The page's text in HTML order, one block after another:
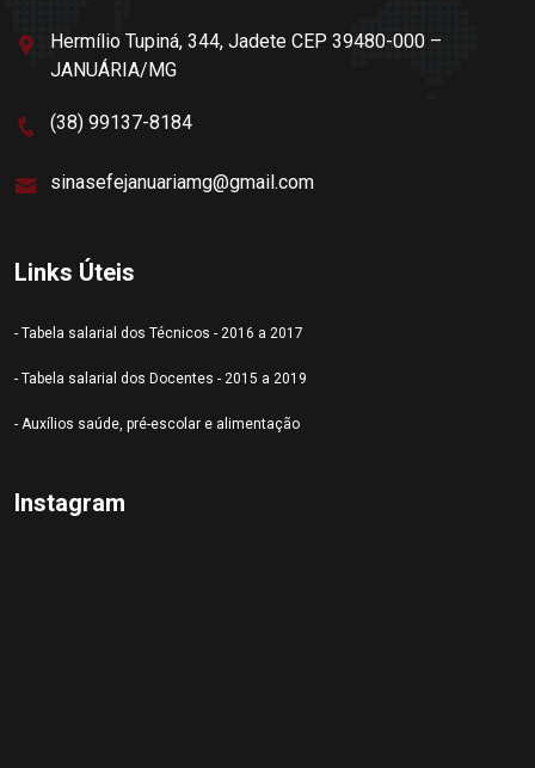
Hermílio Tupiná, 344, Jadete CEP 39480-000 –
JANUÁRIA/MG
(38) 99137-8184
sinasefejanuariamg@gmail.com
Links Úteis
- Tabela salarial dos Técnicos - 2016 a 2017
- Tabela salarial dos Docentes - 2015 a 2019
- Auxílios saúde, pré-escolar e alimentação
Instagram